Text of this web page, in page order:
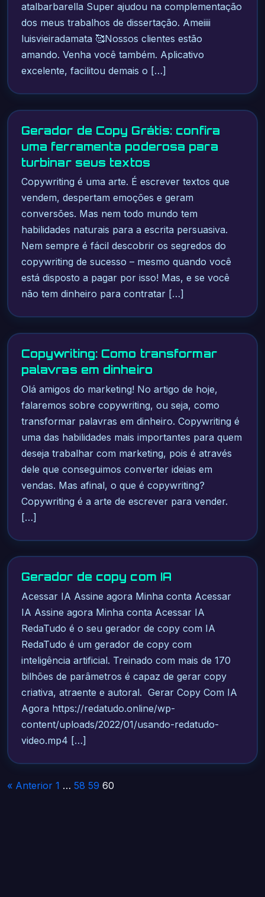
atalbarbarella Super ajudou na complementação
dos meus trabalhos de dissertação. Ameiiii
luisvieiradamata 🥰Nossos clientes estão
amando. Venha você também. Aplicativo
excelente, facilitou demais o […]
Gerador de Copy Grátis: confira
uma ferramenta poderosa para
turbinar seus textos
Copywriting é uma arte. É escrever textos que
vendem, despertam emoções e geram
conversões. Mas nem todo mundo tem
habilidades naturais para a escrita persuasiva.
Nem sempre é fácil descobrir os segredos do
copywriting de sucesso – mesmo quando você
está disposto a pagar por isso! Mas, e se você
não tem dinheiro para contratar […]
Copywriting: Como transformar
palavras em dinheiro
Olá amigos do marketing! No artigo de hoje,
falaremos sobre copywriting, ou seja, como
transformar palavras em dinheiro. Copywriting é
uma das habilidades mais importantes para quem
deseja trabalhar com marketing, pois é através
dele que conseguimos converter ideias em
vendas. Mas afinal, o que é copywriting?
Copywriting é a arte de escrever para vender.
[…]
Gerador de copy com IA
Acessar IA Assine agora Minha conta Acessar
IA Assine agora Minha conta Acessar IA
RedaTudo é o seu gerador de copy com IA
RedaTudo é um gerador de copy com
inteligência artificial. Treinado com mais de 170
bilhões de parâmetros é capaz de gerar copy
criativa, atraente e autoral. Gerar Copy Com IA
Agora https://redatudo.online/wp-
content/uploads/2022/01/usando-redatudo-
video.mp4 […]
Paginação
« Anterior 1 … 58 59 60